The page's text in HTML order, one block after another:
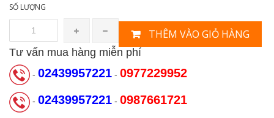
SỐ LƯỢNG
THÊM VÀO GIỎ HÀNG
Tư vấn mua hàng miễn phí
- 02439957221 - 0977229952
- 02439957221 - 0987661721